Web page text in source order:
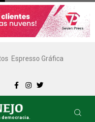
Espresso Gráfica
democracia.